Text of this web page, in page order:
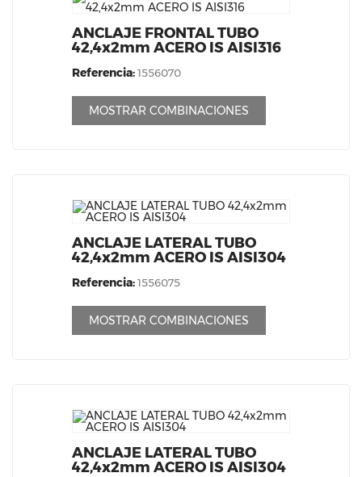
ANCLAJE FRONTAL TUBO
42,4x2mm ACERO IS AISI316
Referencia:1556070
MOSTRAR COMBINACIONES
ANCLAJE LATERAL TUBO
42,4x2mm ACERO IS AISI304
Referencia:1556075
MOSTRAR COMBINACIONES
ANCLAJE LATERAL TUBO
42,4x2mm ACERO IS AISI304